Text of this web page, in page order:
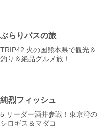
ぶらりバスの旅
TRIP42 火の国熊本県で観光＆
釣り＆絶品グルメ旅！
純烈フィッシュ
5 リーダー酒井参戦！東京湾の
シロギス＆マダコ